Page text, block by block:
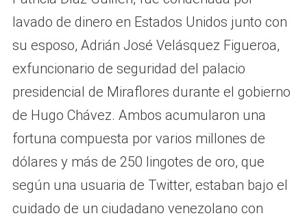
lavado de dinero en Estados Unidos junto con
su esposo, Adrián José Velásquez Figueroa,
exfuncionario de seguridad del palacio
presidencial de Miraflores durante el gobierno
de Hugo Chávez. Ambos acumularon una
fortuna compuesta por varios millones de
dólares y más de 250 lingotes de oro, que
según una usuaria de Twitter, estaban bajo el
cuidado de un ciudadano venezolano con